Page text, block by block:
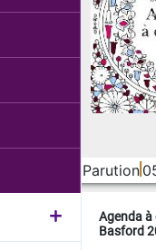
Parution
Agenda
Basford